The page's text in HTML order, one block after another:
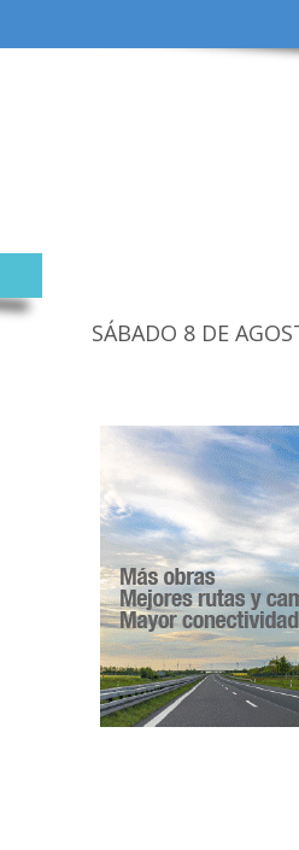
SÁBADO 8 DE